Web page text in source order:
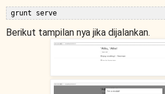
Berikut tampilan nya jika dijalankan.